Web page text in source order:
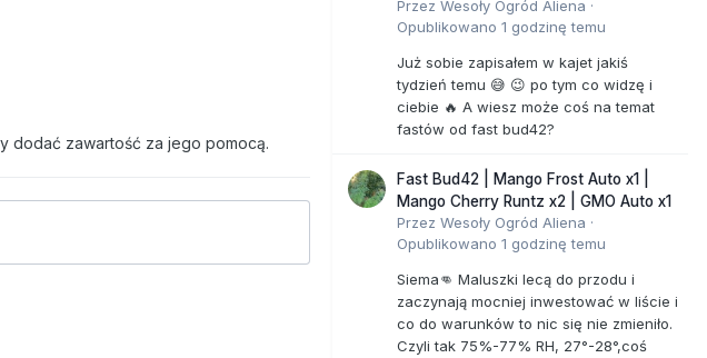
dodać zawartość za jego pomocą.
Przez Wesoły Ogród Aliena ·
Opublikowano 1 godzinę temu
Już sobie zapisałem w kajet jakiś
tydzień temu 😅 😉 po tym co widzę i
ciebie 🔥 A wiesz może coś na temat
fastów od fast bud42?
Fast Bud42 | Mango Frost Auto x1 |
Mango Cherry Runtz x2 | GMO Auto x1
Przez Wesoły Ogród Aliena ·
Opublikowano 1 godzinę temu
Siema👊 Maluszki lecą do przodu i
zaczynają mocniej inwestować w liście i
co do warunków to nic się nie zmieniło.
Czyli tak 75%-77% RH, 27°-28°,coś